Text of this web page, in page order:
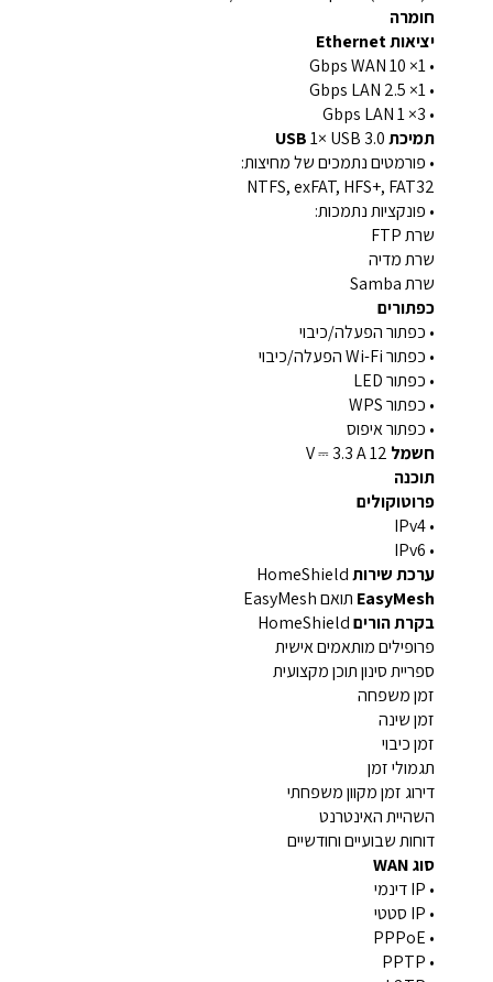
חומרה
יציאות Ethernet
• 1× 10 Gbps WAN
• 1× 2.5 Gbps LAN
• 3× 1 Gbps LAN
תמיכת USB1× USB 3.0
• פורמטים נתמכים של מחיצות:
NTFS, exFAT, HFS+, FAT32
• פונקציות נתמכות:
שרת FTP
שרת מדיה
שרת Samba
כפתורים
• כפתור הפעלה/כיבוי
• כפתור Wi-Fi הפעלה/כיבוי
• כפתור LED
• כפתור WPS
• כפתור איפוס
חשמל
תוכנה
פרוטוקולים
• IPv4
• IPv6
ערכת שירותHomeShield
EasyMesh תואם EasyMesh
בקרת הוריםHomeShield
פרופילים מותאמים אישית
ספריית סינון תוכן מקצועית
זמן משפחה
זמן שינה
זמן כיבוי
תגמולי זמן
דירוג זמן מקוון משפחתי
השהיית האינטרנט
דוחות שבועיים וחודשיים
סוג WAN
• IP דינמי
• IP סטטי
• PPPoE
• PPTP